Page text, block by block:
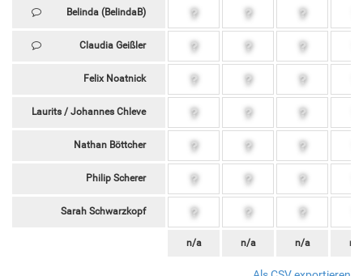
Belinda (BelindaB)
Claudia Geißler
Felix Noatnick
Laurits / Johannes Chleve
Nathan Böttcher
Philip Scherer
Sarah Schwarzkopf
n/a n/a n/a n/